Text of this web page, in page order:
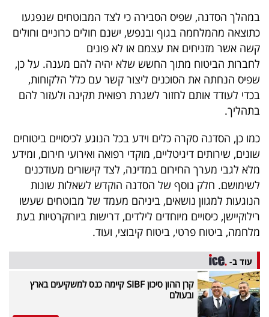
40
שיתופי
פעולה
דרושים
ניוזלטרים
מייל
אדום
פרסמו
באייס
במהלך הסדנה, שפיס הסבירה כי לצד המבוטחים שנפגעו
כתוצאה מהמלחמה בגוף ובנפש, ישנם חולים כרוניים וחולים
קשה אשר מזניחים את עצמם או לא פונים
לחברות הביטוח מתוך החשש שלא יהיה להם מענה. על כן,
שפיס הנחתה את הסוכנים ליצור קשר עם כלל הלקוחות,
בכדי לעודד אותם לחזור לשגרת רפואית תקינה ולעזור להם
בתהליך.
כמו כן, הסדנה סקרה כלים וידע בכל הנוגע לכיסויים ביטוחים
שונים, שירותים דיגיטליים, מוקדי רפואה ואירועי חירום, ומידע
מלא לגבי מערך החירום במדינה, לצד קישורים מעודכנים
לשימושם. חלק נוסף של הסדנה הוקדש לשאלות שונות
הנוגעות למגוון נושאים, ביניהם מעמד של מבוטחים שעשו
רילוקיישן, כיסויים מיוחדים לילדים, דרישות ביורוקרטיות בעת
מלחמה, ביטוח פרטי, ביטוח קיבוצי, ועוד.
עוד ב-
קרן ההון סיכון SIBF קיימה כנס למשקיעים בארץ
ובעולם